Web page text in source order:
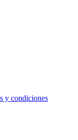
y condiciones